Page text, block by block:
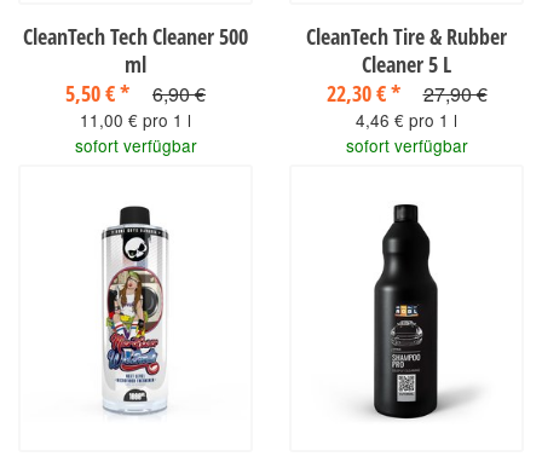
CleanTech Tech Cleaner 500
ml
5,50 €* 6,90 €
11,00 € pro 1 l
sofort verfügbar
CleanTech Tire & Rubber
Cleaner 5 L
22,30 €* 27,90 €
4,46 € pro 1 l
sofort verfügbar